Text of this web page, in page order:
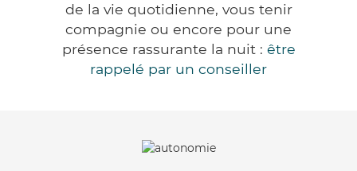
de la vie quotidienne, vous tenir
compagnie ou encore pour une
présence rassurante la nuit : être
rappelé par un conseiller